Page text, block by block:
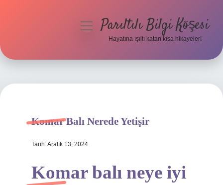
Hakkımızda
menüyüParıltılı Bilgi Köşesi
Hayatına ışıltı katan kısa hikayeler!
Komar Balı Nerede Yetişir
Tarih: Aralık 13, 2024
Komar balı neye iyi